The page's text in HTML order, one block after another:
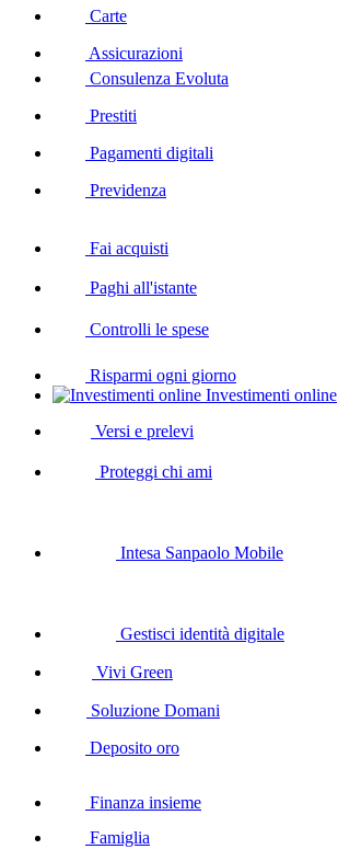
Carte
Assicurazioni
Consulenza Evoluta
Prestiti
Pagamenti digitali
Previdenza
Fai acquisti
Paghi all'istante
Controlli le spese
Risparmi ogni giorno
Investimenti online
Versi e prelevi
Proteggi chi ami
Intesa Sanpaolo Mobile
Gestisci identità digitale
Vivi Green
Soluzione Domani
Deposito oro
Finanza insieme
Famiglia